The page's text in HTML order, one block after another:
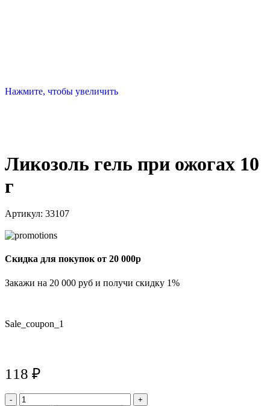
Нажмите, чтобы увеличить
Ликозоль гель при ожогах 10
г
Артикул: 33107
Скидка для покупок от 20 000р
Закажи на 20 000 руб и получи скидку 1%
Sale_coupon_1
118 ₽